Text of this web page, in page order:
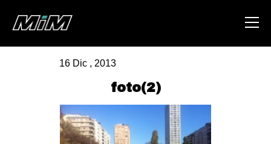
ABOUT
AREA
16 Dic , 2013
foto(2)